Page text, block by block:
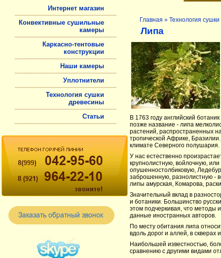
Интернет магазин
Конвективные сушильные
камеры
Каркасно-тентовые
конструкции
Наши камеры
Уплотнители
Технология сушки
древесины
Статьи
Главная » Технология
Липа
В 1763 году английский
позже название - липа
растений, распространенных
тропической Африке,
климате Северного полушария.
У нас естественно
крупнолистную, войлочную,
опушенностолбиковую,
заброшенную, разнолистную -
липы амурская, Комарова,
Значительный вклад в
и ботаники. Большинство
этом подчеркивая, что методы
данные иностранных авторов.
По месту обитания липа
вдоль дорог и аллей, в скверах
Наибольшей известностью,
сравнению с другими видами